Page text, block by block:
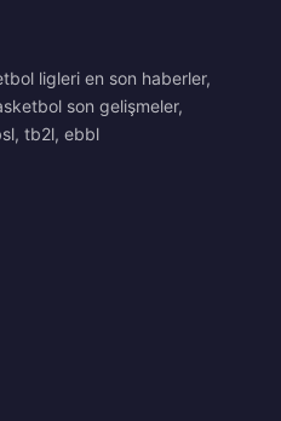
ligleri en son haberler,
son gelişmeler,
tb2l, ebbl